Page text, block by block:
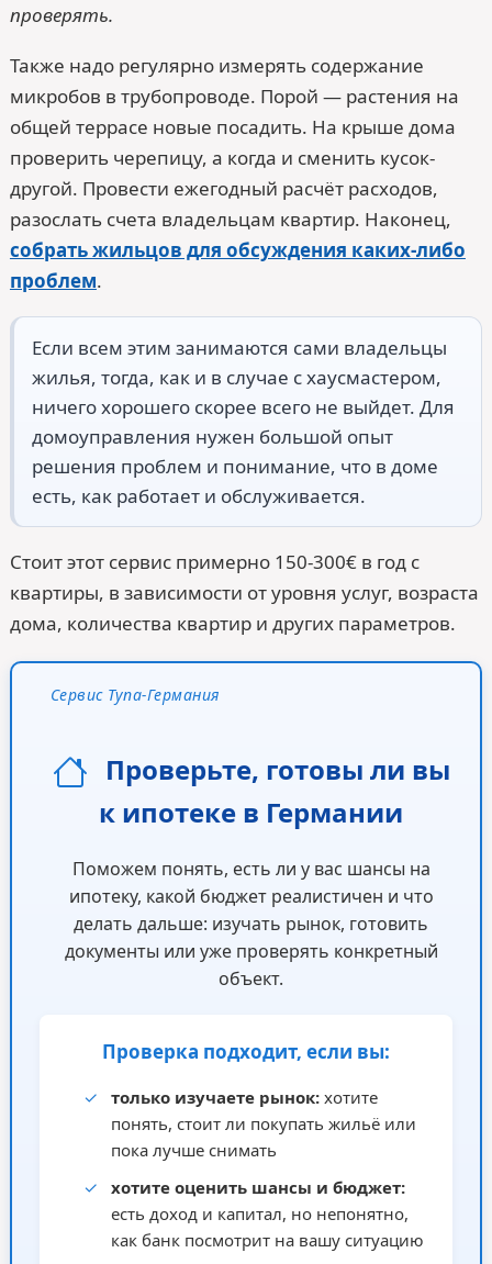
проверять.
Также надо регулярно измерять содержание
микробов в трубопроводе. Порой — растения на
общей террасе новые посадить. На крыше дома
проверить черепицу, а когда и сменить кусок-
другой. Провести ежегодный расчёт расходов,
разослать счета владельцам квартир. Наконец,
собрать жильцов для обсуждения каких-либо
проблем.
Если всем этим занимаются сами владельцы
жилья, тогда, как и в случае с хаусмастером,
ничего хорошего скорее всего не выйдет. Для
домоуправления нужен большой опыт
решения проблем и понимание, что в доме
есть, как работает и обслуживается.
Стоит этот сервис примерно 150-300€ в год с
квартиры, в зависимости от уровня услуг, возраста
дома, количества квартир и других параметров.
Сервис Тупа-Германия
Проверьте, готовы ли вы
к ипотеке в Германии
Поможем понять, есть ли у вас шансы на
ипотеку, какой бюджет реалистичен и что
делать дальше: изучать рынок, готовить
документы или уже проверять конкретный
объект.
Проверка подходит, если вы:
✓ только изучаете рынок:хотите
понять, стоит ли покупать жильё или
пока лучше снимать
✓
хотите оценить шансы и бюджет:
есть доход и капитал, но непонятно,
как банк посмотрит на вашу ситуацию